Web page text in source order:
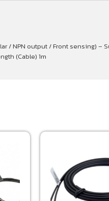
/ NPN output / Front sensing)
(Cable) 1m